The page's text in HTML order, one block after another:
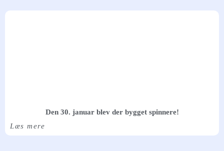
Den 30. januar blev der bygget spinnere!
Læs mere